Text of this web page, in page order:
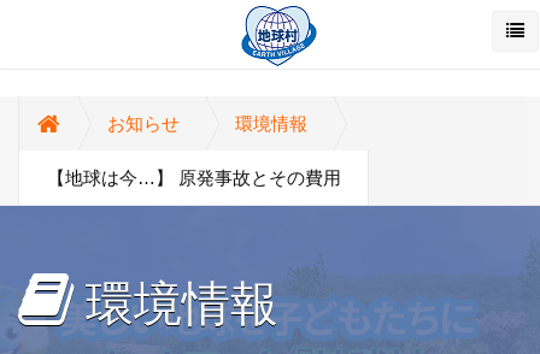
お知らせ 環境情報
【地球は今…】 原発事故とその費用
環境情報